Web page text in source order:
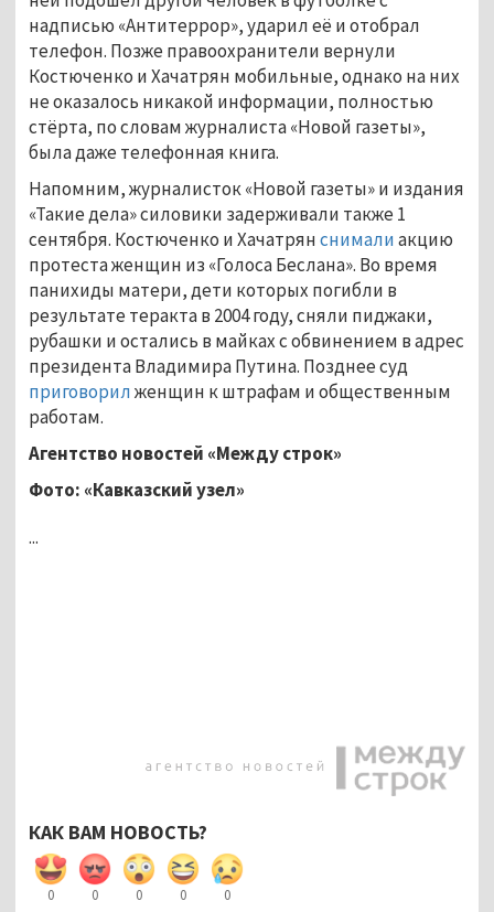
надписью «Антитеррор», ударил её и отобрал
телефон. Позже правоохранители вернули
Костюченко и Хачатрян мобильные, однако на них
не оказалось никакой информации, полностью
стёрта, по словам журналиста «Новой газеты»,
была даже телефонная книга.
Напомним, журналисток «Новой газеты» и издания
«Такие дела» силовики задерживали также 1
сентября. Костюченко и Хачатрянснималиакцию
протеста женщин из «Голоса Беслана». Во время
панихиды матери, дети которых погибли в
результате теракта в 2004 году, сняли пиджаки,
рубашки и остались в майках с обвинением в адрес
президента Владимира Путина. Позднее суд
приговорилженщин к штрафам и общественным
работам.
Агентство новостей «Между строк»
Фото: «Кавказский узел»
...
КАК ВАМ НОВОСТЬ?
0 0 0 0 0